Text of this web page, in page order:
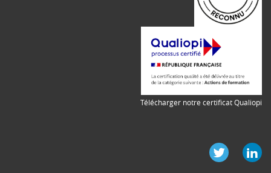
Télécharger notre certificat Qualiopi